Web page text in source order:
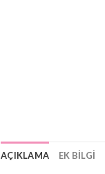
AÇIKLAMA EK BILGI